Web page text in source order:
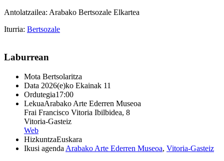
Antolatzailea: Arabako Bertsozale Elkartea
Iturria: Bertsozale
Laburrean
Mota Bertsolaritza
Data 2026(e)ko Ekainak 11
Ordutegia17:00
LekuaArabako Arte Ederren Museoa
Frai Francisco Vitoria Ibilbidea, 8
Vitoria-Gasteiz
Web
HizkuntzaEuskara
Ikusi agenda Arabako Arte Ederren Museoa, Vitoria-Gasteiz